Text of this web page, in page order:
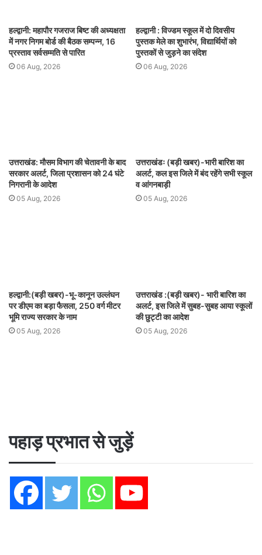
हल्द्वानी: महापौर गजराज बिष्ट की अध्यक्षता
में नगर निगम बोर्ड की बैठक सम्पन्न, 16
प्रस्ताव सर्वसम्मति से पारित
06 Aug, 2026
हल्द्वानी : विज्डम स्कूल में दो दिवसीय
पुस्तक मेले का शुभारंभ, विद्यार्थियों को
पुस्तकों से जुड़ने का संदेश
06 Aug, 2026
उत्तराखंड: मौसम विभाग की चेतावनी के बाद
सरकार अलर्ट, जिला प्रशासन को 24 घंटे
निगरानी के आदेश
05 Aug, 2026
उत्तराखंडः (बड़ी खबर)-भारी बारिश का
अलर्ट, कल इस जिले में बंद रहेंगे सभी स्कूल
व आंगनबाड़ी
05 Aug, 2026
हल्द्वानी:(बड़ी खबर)-भू-कानून उल्लंघन
पर डीएम का बड़ा फैसला, 250 वर्ग मीटर
भूमि राज्य सरकार के नाम
05 Aug, 2026
उत्तराखंड :(बड़ी खबर)- भारी बारिश का
अलर्ट, इस जिले में सुबह-सुबह आया स्कूलों
की छुट्टी का आदेश
05 Aug, 2026
पहाड़ प्रभात से जुड़ें